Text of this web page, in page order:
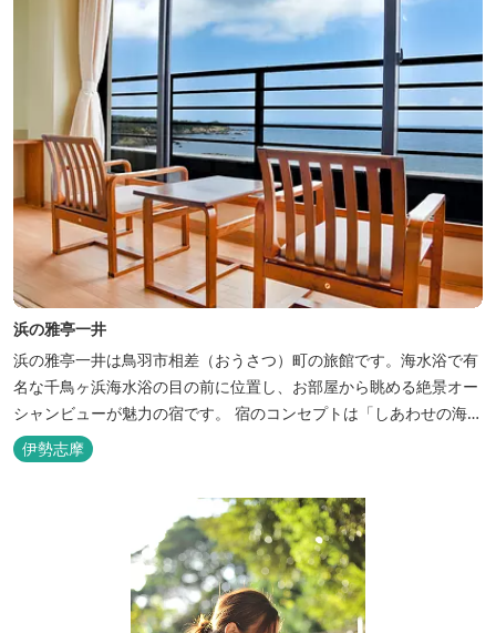
浜の雅亭一井
浜の雅亭一井は鳥羽市相差（おうさつ）町の旅館です。海水浴で有
名な千鳥ヶ浜海水浴の目の前に位置し、お部屋から眺める絶景オー
シャンビューが魅力の宿です。 宿のコンセプトは「しあわせの海
へ、ようきたなあ」。鳥羽市の南端「相差(おうさつ)」は太平洋に
面したみなと町。相差の海は、おいしい海産物、海女さん、美しい
千鳥ヶ浜、海に浮く富士山、水平線に昇る朝陽といった自然に恵ま
れた「しあわせの海」です。...
伊勢志摩